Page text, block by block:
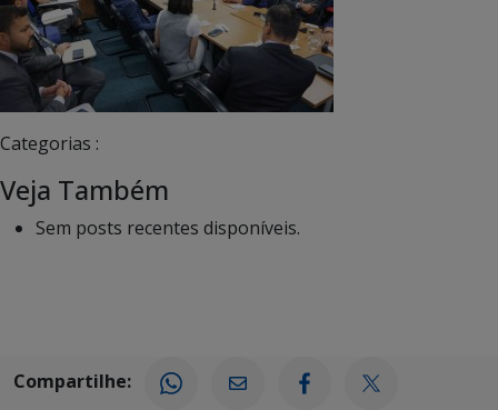
Categorias :
Veja Também
Sem posts recentes disponíveis.
Compartilhe: